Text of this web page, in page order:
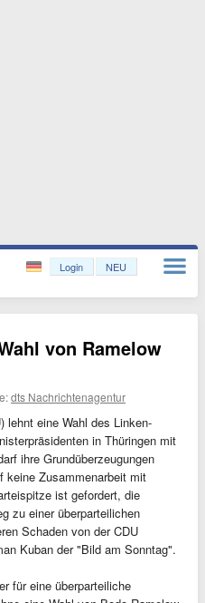
Login NEU
von Ramelow
dts Nachrichtenagentur
lehnt eine Wahl des Linken-
in Thüringen mit
ihre Grundüberzeugungen
keine Zusammenarbeit mit
ist gefordert, die
zu einer überparteilichen
Schaden von der CDU
Kuban der "Bild am Sonntag".
für eine überparteiliche